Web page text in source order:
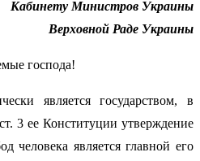
Кабинету Министров Украины
Верховной Раде Украины
господа!
является государством, в
3 ее Конституции утверждение
человека является главной его